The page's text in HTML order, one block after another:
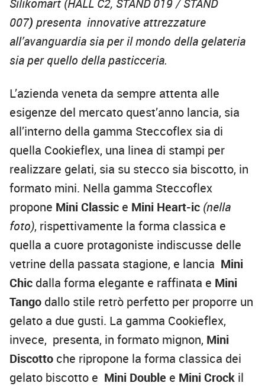
Silikomart (HALL C2, STAND 019 / STAND
007) presenta innovative attrezzature
all’avanguardia sia per il mondo della gelateria
sia per quello della pasticceria.
L’azienda veneta da sempre attenta alle
esigenze del mercato quest’anno lancia, sia
all’interno della gamma Steccoflex sia di
quella Cookieflex, una linea di stampi per
realizzare gelati, sia su stecco sia biscotto, in
formato mini. Nella gamma Steccoflex
propone Mini Classic e Mini Heart-ic (nella
foto), rispettivamente la forma classica e
quella a cuore protagoniste indiscusse delle
vetrine della passata stagione, e lancia Mini
Chic dalla forma elegante e raffinata e Mini
Tango dallo stile retrò perfetto per proporre un
gelato a due gusti. La gamma Cookieflex,
invece, presenta, in formato mignon, Mini
Discotto che ripropone la forma classica dei
gelato biscotto e Mini Double e Mini Crock il